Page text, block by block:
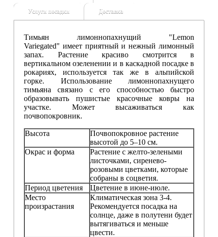
Услуги посадки Доставка
Тимьян лимоннопахнущий "Lemon
Variegated" имеет приятный и нежный лимонный
запах. Растение красиво смотрится в
вертикальном озеленении и в каскадной посадке в
рокариях, используется так же в альпийской
горке. Использование лимоннопахнущего
тимьяна связано с его способностью быстро
образовывать пушистые красочные ковры на
участке. Может высаживаться как
почвопокровник.
Высота
Почвопокровное растение
высотой до 5–10 см.
Окрас и форма
Растение с желто-зелеными
листочками, сиренево-
розовыми цветками, которые
собраны в соцветия.
Период цветения
Цветение в июне-июле.
Место
произрастания
Климатическая зона 3-4.
Рекомендуется посадка на
солнце, даже в полутени будет
вытягиваться и меньше
цвести.